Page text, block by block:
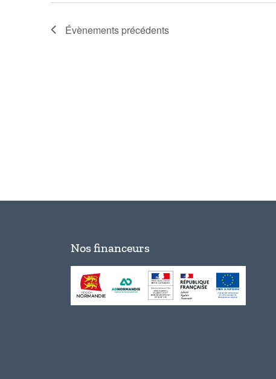
Évènements précédents
Nos financeurs